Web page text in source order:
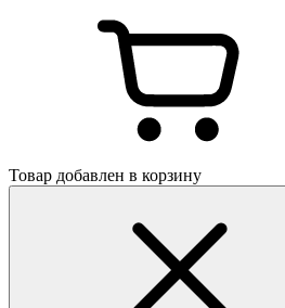
Товар добавлен в корзину